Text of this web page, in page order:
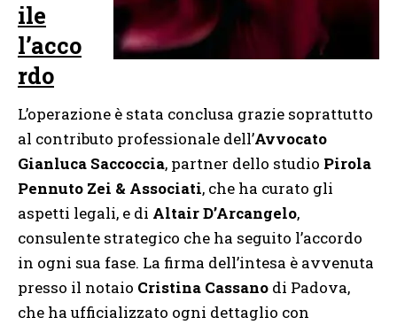
ile
l’acco
rdo
L’operazione è stata conclusa grazie soprattutto
al contributo professionale dell’Avvocato
Gianluca Saccoccia, partner dello studio Pirola
Pennuto Zei & Associati, che ha curato gli
aspetti legali, e di Altair D’Arcangelo,
consulente strategico che ha seguito l’accordo
in ogni sua fase. La firma dell’intesa è avvenuta
presso il notaio Cristina Cassano di Padova,
che ha ufficializzato ogni dettaglio con